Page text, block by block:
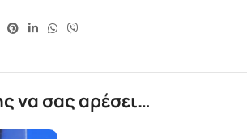
να σας αρέσει…